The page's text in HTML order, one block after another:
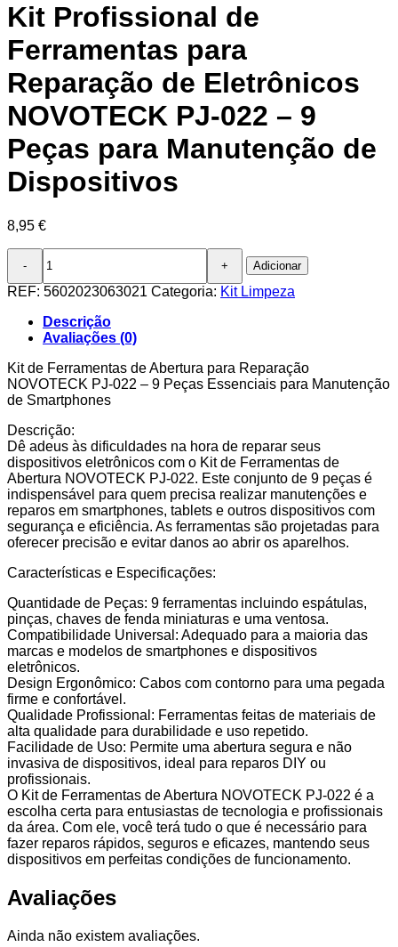
Kit Profissional de
Ferramentas para
Reparação de Eletrônicos
NOVOTECK PJ-022 – 9
Peças para Manutenção de
Dispositivos
8,95 €
Quantidade
Kit
Ferramentas
Reparação
de
Eletrônicos
PJ-
022
-
9
Peças
para
Manutenção
de
Adicionar
REF: 5602023063021 Categoria: Kit Limpeza
Descrição
Avaliações (0)
Kit de Ferramentas de Abertura para Reparação
NOVOTECK PJ-022 – 9 Peças Essenciais para Manutenção
de Smartphones
Descrição:
Dê adeus às dificuldades na hora de reparar seus
dispositivos eletrônicos com o Kit de Ferramentas de
Abertura NOVOTECK PJ-022. Este conjunto de 9 peças é
indispensável para quem precisa realizar manutenções e
reparos em smartphones, tablets e outros dispositivos com
segurança e eficiência. As ferramentas são projetadas para
oferecer precisão e evitar danos ao abrir os aparelhos.
Características e Especificações:
Quantidade de Peças: 9 ferramentas incluindo espátulas,
pinças, chaves de fenda miniaturas e uma ventosa.
Compatibilidade Universal: Adequado para a maioria das
marcas e modelos de smartphones e dispositivos
eletrônicos.
Design Ergonômico: Cabos com contorno para uma pegada
firme e confortável.
Qualidade Profissional: Ferramentas feitas de materiais de
alta qualidade para durabilidade e uso repetido.
Facilidade de Uso: Permite uma abertura segura e não
invasiva de dispositivos, ideal para reparos DIY ou
profissionais.
O Kit de Ferramentas de Abertura NOVOTECK PJ-022 é a
escolha certa para entusiastas de tecnologia e profissionais
da área. Com ele, você terá tudo o que é necessário para
fazer reparos rápidos, seguros e eficazes, mantendo seus
dispositivos em perfeitas condições de funcionamento.
Avaliações
Ainda não existem avaliações.